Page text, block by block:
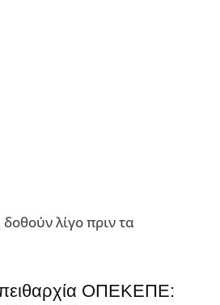
λίγο πριν τα
πειθαρχία ΟΠΕΚΕΠΕ: